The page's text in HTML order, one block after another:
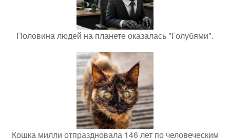
Половина людей на планете оказалась "Голубями".
Кошка милли отпраздновала 146 лет по человеческим